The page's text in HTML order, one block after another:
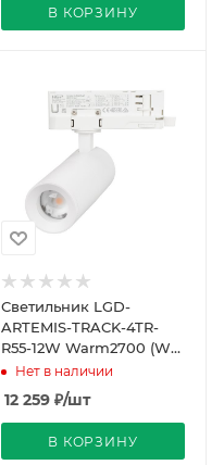
В КОРЗИНУ
Светильник LGD-
ARTEMIS-TRACK-4TR-
R55-12W Warm2700 (WH,
8-80 deg, 230V, TRIAC)
(Arlight, IP20 Металл,
Нет в наличии
12 259₽/шт
В КОРЗИНУ